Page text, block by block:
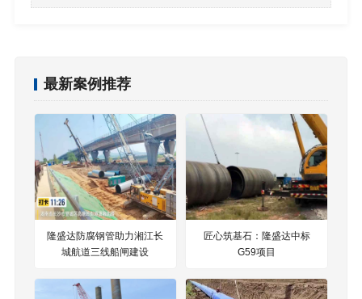
最新案例推荐
隆盛达防腐钢管助力湘江长
城航道三线船闸建设
匠心筑基石：隆盛达中标
G59项目